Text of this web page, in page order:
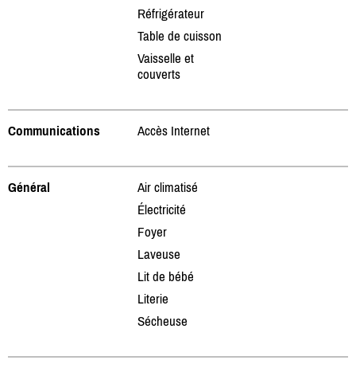
Réfrigérateur
Table de cuisson
Vaisselle et
couverts
Communications Accès Internet
Général
Air climatisé
Électricité
Foyer
Laveuse
Lit de bébé
Literie
Sécheuse